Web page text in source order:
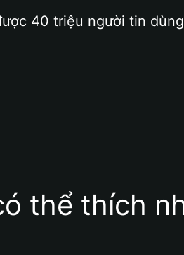
40 triệu người tin dùng
thể thích